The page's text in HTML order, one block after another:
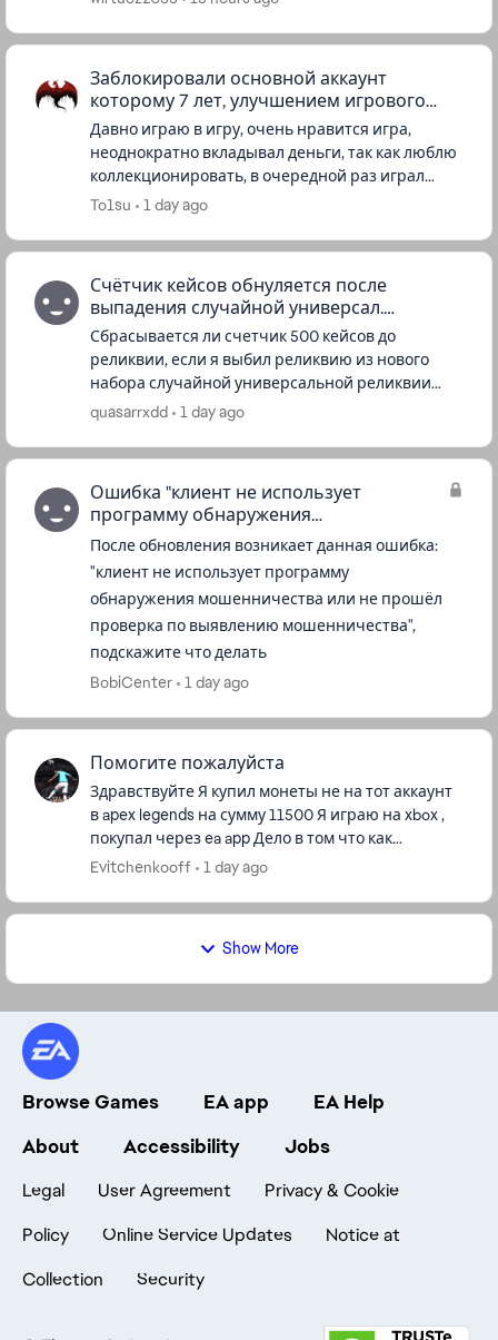
Заблокировали основной аккаунт
которому 7 лет, улучшением игрового
процесса
Давно играю в игру, очень нравится игра,
неоднократно вкладывал деньги, так как люблю
коллекционировать, в очередной раз играл
после матча выкинуло и написало что аккаунт
To1su 1 day ago
Счётчик кейсов обнуляется после
выпадения случайной универсал.
реликвии?
Сбрасывается ли счетчик 500 кейсов до
реликвии, если я выбил реликвию из нового
набора случайной универсальной реликвии
реликвии. По сути я же покупаю её и все
quasarrxdd 1 day ago
Ошибка "клиент не использует
программу обнаружения
мошенничества..."
После обновления возникает данная ошибка:
"клиент не использует программу
обнаружения мошенничества или не прошёл
проверка по выявлению мошенничества",
подскажите что делать
BobiCenter
1 day ago
Помогите пожалуйста
Здравствуйте Я купил монеты не на тот аккаунт
в apex legends на сумму 11500 Я играю на xbox ,
покупал через ea app Дело в том что как
оказалось что я авторизовался на старой
Evitchenkooff 1 day ago
Show More
Browse Games EA app
EA Help
About
Accessibility Jobs
Legal User Agreement
Privacy & Cookie
Policy
Online Service Updates
Notice at
Collection
Security